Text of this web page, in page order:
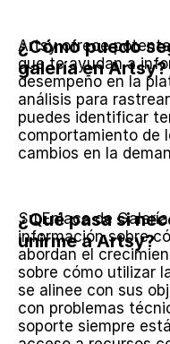
¿Cómo puedo
galería en Artsy?
Artsy ofrece
que te ayudan a
desempeño en la
análisis para
puedes identificar
comportamiento de
cambios en la
¿Qué pasa si
unirme a Artsy?
Su Enlace de
información sobre
abordan el
sobre cómo utilizar
se alinee con sus
con problemas
soporte siempre